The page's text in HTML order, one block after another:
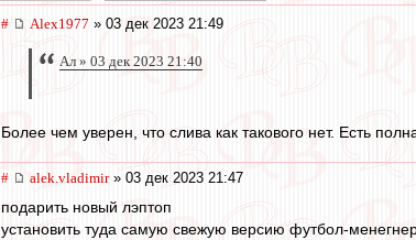
# Alex1977 » 03 дек 2023 21:49
Ал » 03 дек 2023 21:40
Более чем уверен, что слива как такового нет. Есть
# alek.vladimir» 03 дек 2023 21:47
подарить новый лэптоп
установить туда самую свежую версию футбол-